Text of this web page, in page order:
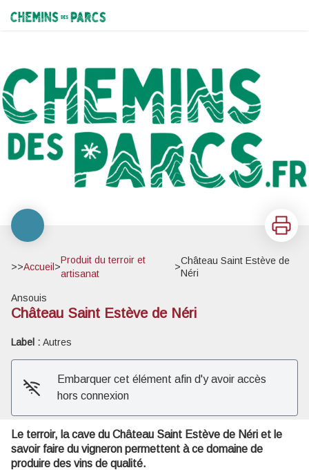
Chemins des Parcs
Imprimer
>>Accueil >
Produit du terroir et
artisanat
>
Château Saint Estève de
Néri
Ansouis
Château Saint Estève de Néri
Label : Autres
Embarquer cet élément afin d'y avoir accès
hors connexion
Le terroir, la cave du Château Saint Estève de Néri et le
savoir faire du vigneron permettent à ce domaine de
produire des vins de qualité.